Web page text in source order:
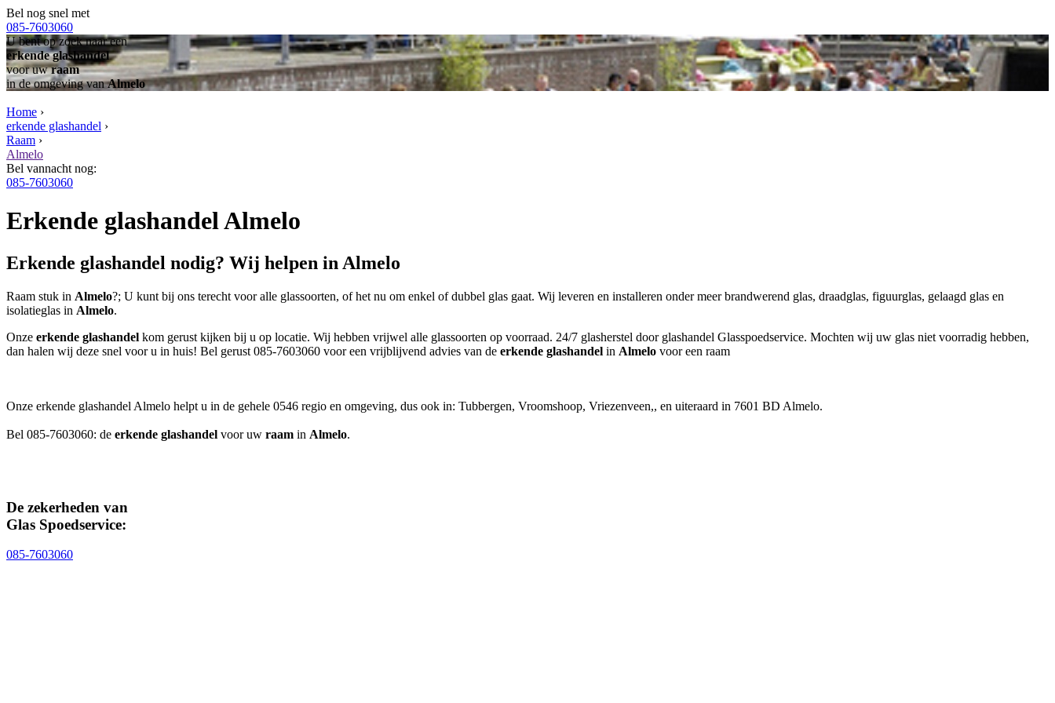
Bel nog snel met
085-7603060
U bent op zoek naar een
erkende glashandel
voor uwraam
in de omgeving vanAlmelo
Home ›
erkende glashandel ›
Raam ›
Almelo
Bel vannacht nog:
085-7603060
Erkende glashandel Almelo
Erkende glashandel nodig? Wij helpen in Almelo
Raam stuk in Almelo?; U kunt bij ons terecht voor alle glassoorten, of het nu om enkel of dubbel glas gaat. Wij leveren en installeren onder meer brandwerend glas, draadglas, figuurglas, gelaagd glas en
isolatieglas in Almelo.
Onze erkende glashandel kom gerust kijken bij u op locatie. Wij hebben vrijwel alle glassoorten op voorraad. 24/7 glasherstel door glashandel Glasspoedservice. Mochten wij uw glas niet voorradig hebben,
dan halen wij deze snel voor u in huis! Bel gerust 085-7603060 voor een vrijblijvend advies van de erkende glashandel in Almelo voor een raam
Onze erkende glashandel Almelo helpt u in de gehele 0546 regio en omgeving, dus ook in: Tubbergen, Vroomshoop, Vriezenveen,, en uiteraard in 7601 BD Almelo.
Bel 085-7603060: de erkende glashandel voor uw raam in Almelo.
De zekerheden van
Glas Spoedservice:
085-7603060